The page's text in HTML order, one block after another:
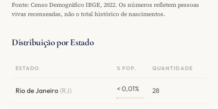
Fonte: Censo Demográfico IBGE, 2022. Os números refletem pessoas
vivas recenseadas, não o total histórico de nascimentos.
Distribuição por Estado
ESTADO % POP. QUANTIDADE
Rio de Janeiro(RJ) < 0,01% 28